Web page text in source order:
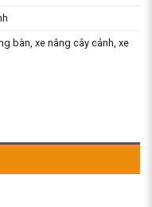
bàn xe nâng cây cảnh xe